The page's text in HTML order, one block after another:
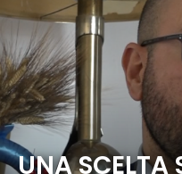
UNA SCELTA